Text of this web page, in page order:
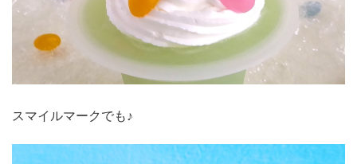
スマイルマークでも♪